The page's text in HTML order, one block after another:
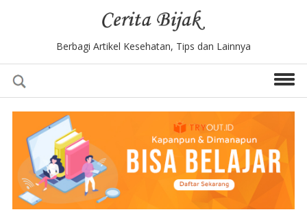
Berbagi Artikel Kesehatan, Tips dan Lainnya